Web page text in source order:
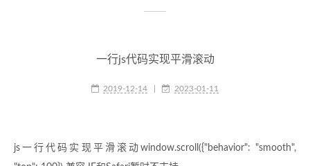
一行js代码实现平滑滚动
2019-12-14 2023-01-11
js一行代码实现平滑滚动window.scroll({"behavior": "smooth",